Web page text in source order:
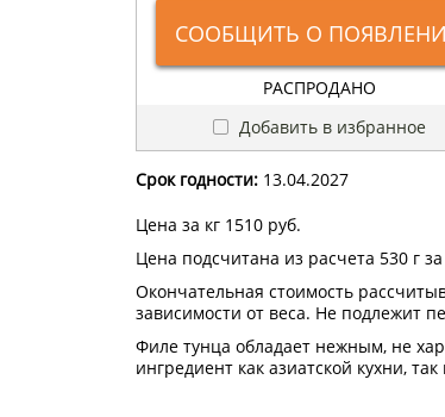
СООБЩИТЬ О
РАСПРОДАНО
Добавить в избранное
Срок годности:13.04.2027
Цена за кг 1510 руб.
Цена подсчитана из расчета 530 г
Окончательная стоимость
зависимости от веса. Не подлежит
Филе тунца обладает нежным, не
ингредиент как азиатской кухни,